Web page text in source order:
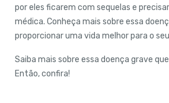
por eles ficarem com sequelas e
médica. Conheça mais sobre essa
proporcionar uma vida melhor para o
Saiba mais sobre essa doença grave
Então, confira!